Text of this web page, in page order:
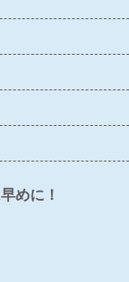
〇 ×
めに！